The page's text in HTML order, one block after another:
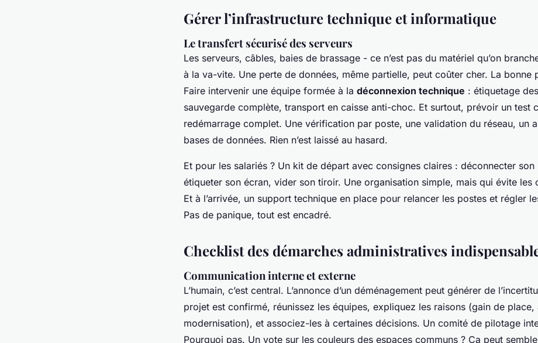
Gérer l’infrastructure technique et informatique
Le transfert sécurisé des serveurs
Les serveurs, câbles, baies de brassage - ce n’est pas du matériel qu’on
à la va-vite. Une perte de données, même partielle, peut coûter cher. La bonne
Faire intervenir une équipe formée à la déconnexion technique : étiquetage
sauvegarde complète, transport en caisse anti-choc. Et surtout, prévoir un test
redémarrage complet. Une vérification par poste, une validation du réseau, un
bases de données. Rien n’est laissé au hasard.
Et pour les salariés ? Un kit de départ avec consignes claires : déconnecter son
étiqueter son écran, vider son tiroir. Une organisation simple, mais qui évite les
Et à l’arrivée, un support technique en place pour relancer les postes et régler
Pas de panique, tout est encadré.
Checklist des démarches administratives
Communication interne et externe
L’humain, c’est central. L’annonce d’un déménagement peut générer de
projet est confirmé, réunissez les équipes, expliquez les raisons (gain de place,
modernisation), et associez-les à certaines décisions. Un comité de pilotage
Pourquoi pas. Un vote sur les couleurs des espaces communs ? Ça peut